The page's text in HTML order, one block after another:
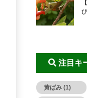
注目キ
黄ばみ (1)